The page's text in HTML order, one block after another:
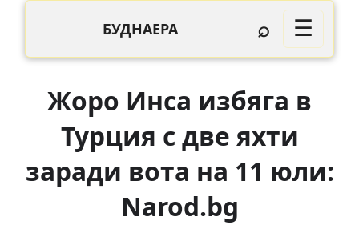
БУДНАЕРА ⌕ ☰
Жоро Инса избяга в
Турция с две яхти
заради вота на 11 юли:
Narod.bg